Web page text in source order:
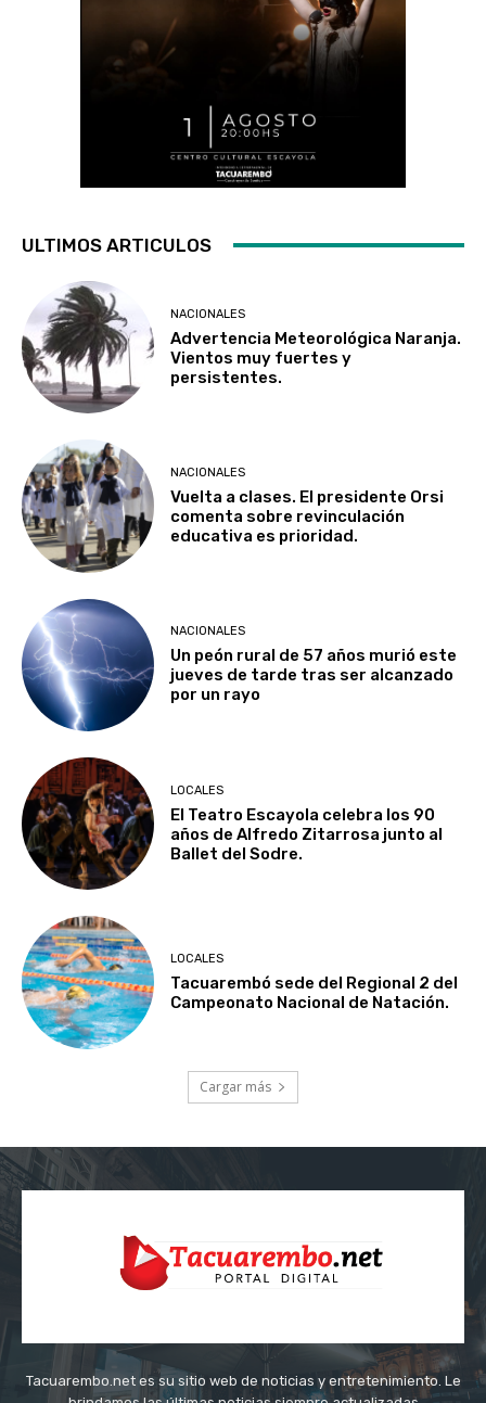
ULTIMOS ARTICULOS
NACIONALES
Advertencia Meteorológica Naranja.
Vientos muy fuertes y
persistentes.
NACIONALES
Vuelta a clases. El presidente Orsi
comenta sobre revinculación
educativa es prioridad.
NACIONALES
Un peón rural de 57 años murió este
jueves de tarde tras ser alcanzado
por un rayo
LOCALES
El Teatro Escayola celebra los 90
años de Alfredo Zitarrosa junto al
Ballet del Sodre.
LOCALES
Tacuarembó sede del Regional 2 del
Campeonato Nacional de Natación.
Cargar más
Tacuarembo.net es su sitio web de noticias y entretenimiento. Le